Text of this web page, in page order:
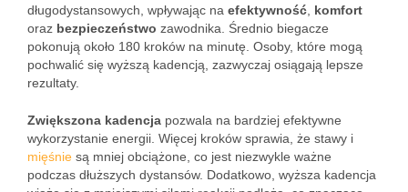
długodystansowych, wpływając na efektywność komfort
oraz bezpieczeństwo zawodnika. Średnio biegacze
pokonują około 180 kroków na minutę. Osoby, które mogą
pochwalić się wyższą kadencją, zazwyczaj osiągają lepsze
rezultaty.
Zwiększona kadencja pozwala na bardziej efektywne
wykorzystanie energii. Więcej kroków sprawia, że stawy i
mięśnie są mniej obciążone, co jest niezwykle ważne
podczas dłuższych dystansów. Dodatkowo, wyższa kadencja